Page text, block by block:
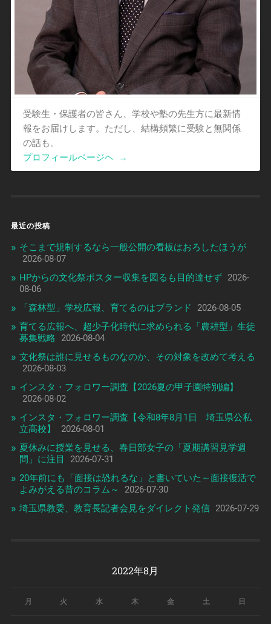
受験生・保護者の皆さん、学校や塾の先生方に最新情
報をお届けします。ただし、結構頻繁に受験と無関係
の話も。
プロフィールページヘ
→
最近の投稿
そこまで規制するなら一般公開の看板はおろしたほうが
2026-08-07
HPからの文化祭ポスター収集を図るも目的達せず 2026-
08-06
「森林型」学校広報、育てるのはブランド
2026-08-05
育てる広報へ、超少子化時代に求められる「農耕型」生徒
募集戦略
2026-08-04
文化祭は誰に見せるものなのか、その対象を改めて考える
2026-08-03
インスタ・フォロワー調査【2026夏の甲子園特別編】
2026-08-02
インスタ・フォロワー調査【令和8年8月1日 埼玉県公私
立高校】
2026-08-01
夏休みに授業を見せる、春日部女子の「夏期講習見学週
間」に注目
2026-07-31
20年前にも「面接は恐れるな」と書いていた～面接復活で
よみがえる昔のコラム～
2026-07-30
埼玉県教委、教育長記者会見をダイレクト発信 2026-07-29
2022年8月
月 火 水 木 金 土 日